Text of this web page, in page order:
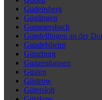
Gudensberg
Güglingen
Gummersbach
Gundelfingen an der
Gundelsheim
Günzburg
Gunzenhausen
Güsten
Güstrow
Gütersloh